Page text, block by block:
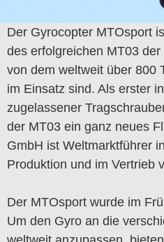
Der Gyrocopter MTOsport
des erfolgreichen MT03
von dem weltweit über 800
im Einsatz sind. Als erster
zugelassener
der MT03 ein ganz neues
GmbH ist Weltmarktführer
Produktion und im Vertrieb
Der MTOsport wurde im
Um den Gyro an die